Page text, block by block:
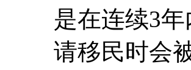
是在连续3
请移民时会